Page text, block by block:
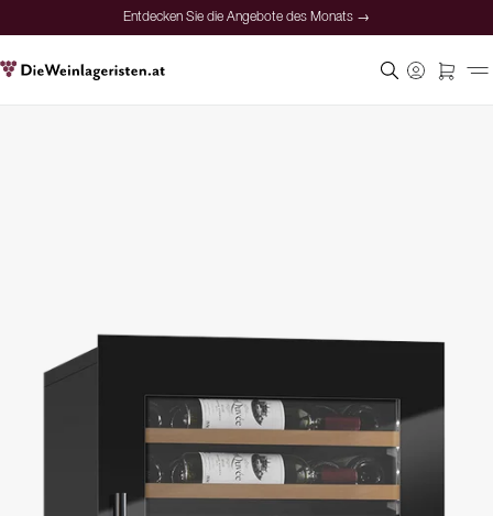
Entdecken Sie die Angebote des Monats →